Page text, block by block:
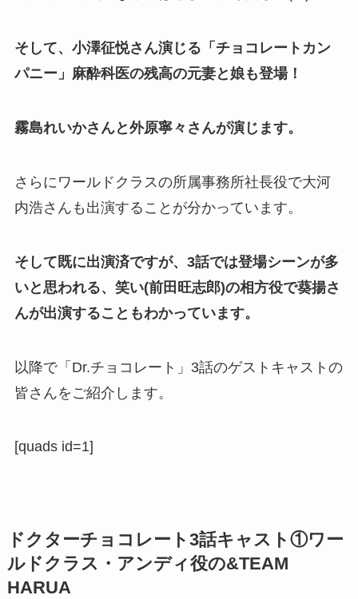
そして、小澤征悦さん演じる「チョコレートカン
パニー」麻酔科医の残高の元妻と娘も登場！
霧島れいかさんと外原寧々さんが演じます。
さらにワールドクラスの所属事務所社長役で大河
内浩さんも出演することが分かっています。
そして既に出演済ですが、3話では登場シーンが多
いと思われる、笑い(前田旺志郎)の相方役で葵揚さ
んが出演することもわかっています。
以降で「Dr.チョコレート」3話のゲストキャストの
皆さんをご紹介します。
[quads id=1]
ドクターチョコレート3話キャスト①ワー
ルドクラス・アンディ役の&TEAM
HARUA